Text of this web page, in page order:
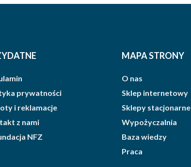
prywatności
i reklamacje
z nami
NFZ
MAPA STRONY
O nas
Sklep internetowy
Sklepy stacjonarne
Wypożyczalnia
Baza wiedzy
Praca